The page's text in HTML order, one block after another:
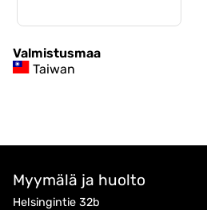
Valmistusmaa
Taiwan
Myymälä ja huolto
Helsingintie 32b